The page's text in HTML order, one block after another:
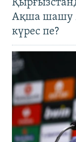
Ақша шашу
күрес пе?